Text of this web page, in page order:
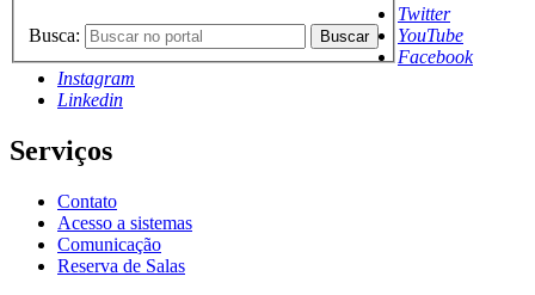
Busca: Buscar
Twitter
YouTube
Facebook
Instagram
Linkedin
Serviços
Contato
Acesso a sistemas
Comunicação
Reserva de Salas